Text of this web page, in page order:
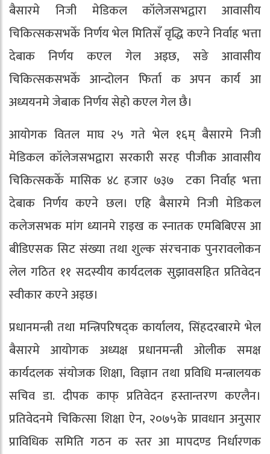
बैसारमे निजी मेडिकल कॉलेजसभद्वारा आवासीय
चिकित्सकसभकेँ निर्णय भेल मितिसँ वृद्धि कएने निर्वाह भत्ता
देबाक निर्णय कएल गेल अइछ, सङे आवासीय
चिकित्सकसभकेँ आन्दोलन फिर्ता क अपन कार्य आ
अध्ययनमे जेबाक निर्णय सेहो कएल गेल छै।
आयोगक वितल माघ २५ गते भेल १६म् बैसारमे निजी
मेडिकल कॉलेजसभद्वारा सरकारी सरह पीजीक आवासीय
चिकित्सककेँ मासिक ४८ हजार ७३७ टका निर्वाह भत्ता
देबाक निर्णय कएने छल। एहि बैसारमे निजी मेडिकल
कलेजसभक मांग ध्यानमे राइख क स्नातक एमबिबिएस आ
बीडिएसक सिट संख्या तथा शुल्क संरचनाक पुनरावलोकन
लेल गठित ११ सदस्यीय कार्यदलक सुझावसहित प्रतिवेदन
स्वीकार कएने अइछ।
प्रधानमन्त्री तथा मन्त्रिपरिषद्क कार्यालय, सिंहदरबारमे भेल
बैसारमे आयोगक अध्यक्ष प्रधानमन्त्री ओलीक समक्ष
कार्यदलक संयोजक शिक्षा, विज्ञान तथा प्रविधि मन्त्रालयक
सचिव डा. दीपक काफ् प्रतिवेदन हस्तान्तरण कएलैन।
प्रतिवेदनमे चिकित्सा शिक्षा ऐन, २०७५के प्रावधान अनुसार
प्राविधिक समिति गठन क स्तर आ मापदण्ड निर्धारणक